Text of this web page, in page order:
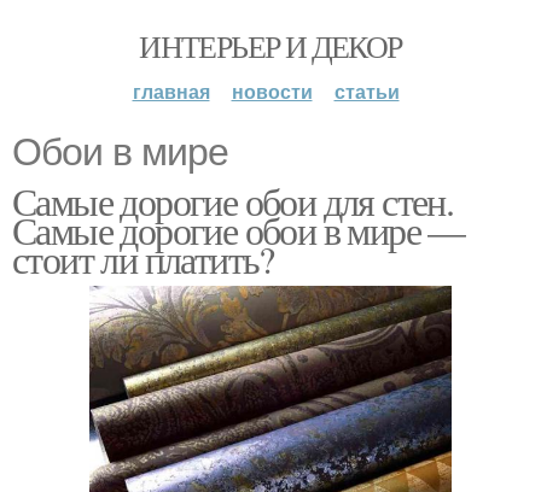
ИНТЕРЬЕР И ДЕКОР
главная новости статьи
Обои в мире
Самые дорогие обои для стен.
Самые дорогие обои в мире —
стоит ли платить?